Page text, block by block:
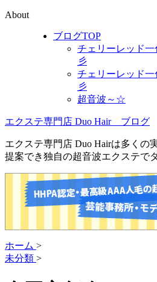
About
ブログTOP
チェリーレッド
彡
チェリーレッド
彡
超音波～☆
エクステ専門店 Duo Hair ブログ
エクステ専門店 Duo Hairは多くの
提案でき独自の超音波エクステで
ホーム >
未分類 >